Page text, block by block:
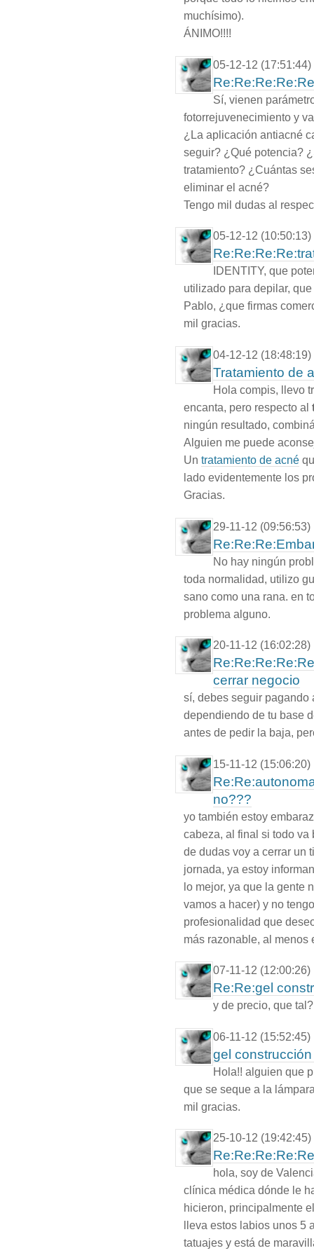
muchísimo).
ÁNIMO!!!!
05-12-12 (17:51:44)
Sí, vienen
fotorrejuvenecimiento y
¿La aplicación antiacné
seguir? ¿Qué potencia?
tratamiento? ¿Cuántas
eliminar el acné?
Tengo mil dudas al
05-12-12 (10:50:13)
IDENTITY, que
utilizado para depilar,
Pablo, ¿que firmas
mil gracias.
04-12-12 (18:48:19)
Tratamiento de
Hola compis, llevo
encanta, pero respecto al
ningún resultado,
Alguien me puede
Un tratamiento de acné
lado evidentemente los
Gracias.
29-11-12 (09:56:53)
No hay ningún
toda normalidad, utilizo
sano como una rana. en
problema alguno.
20-11-12 (16:02:28)
cerrar negocio
sí, debes seguir pagando
dependiendo de tu base
antes de pedir la baja,
15-11-12 (15:06:20)
no???
yo también estoy
cabeza, al final si todo va
de dudas voy a cerrar un
jornada, ya estoy
lo mejor, ya que la gente
vamos a hacer) y no
profesionalidad que
más razonable, al menos
07-11-12 (12:00:26)
Re:Re:gel
y de precio, que tal?
06-11-12 (15:52:45)
gel
Hola!! alguien que
que se seque a la
mil gracias.
25-10-12 (19:42:45)
hola, soy de
clínica médica dónde le
hicieron, principalmente
lleva estos labios unos
tatuajes y está de